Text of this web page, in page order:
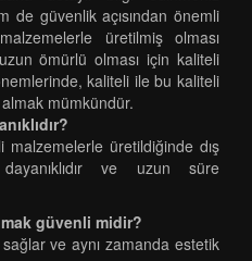
de güvenlik açısından önemli
üretilmiş olması
ömürlü olması için kaliteli
kaliteli ile bu kaliteli
mümkündür.
üretildiğinde dış
ve uzun süre
güvenli midir?
ve aynı zamanda estetik